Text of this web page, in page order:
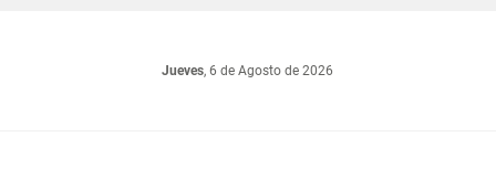
Jueves, 6 de Agosto de 2026